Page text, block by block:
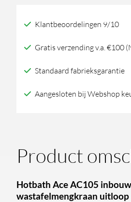
aantal
Klantbeoordelingen 9/10
Gratis verzending v.a. €100
Standaard fabrieksgarantie
Aangesloten bij Webshop
Product
Hotbath Ace AC105 inbouw
wastafelmengkraan uitloop